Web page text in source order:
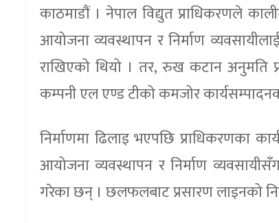
काठमाडौं । नेपाल विद्युत प्राधिकरणले
आयोजना व्यवस्थापन र निर्माण
राखिएको थियो । तर, रुख कटान अनुमति
कम्पनी एल एण्ड टीको कमजोर
निर्माणमा ढिलाइ भएपछि प्राधिकरणका
आयोजना व्यवस्थापन र निर्माण
गरेका छन् । छलफलबाट प्रसारण लाइनको